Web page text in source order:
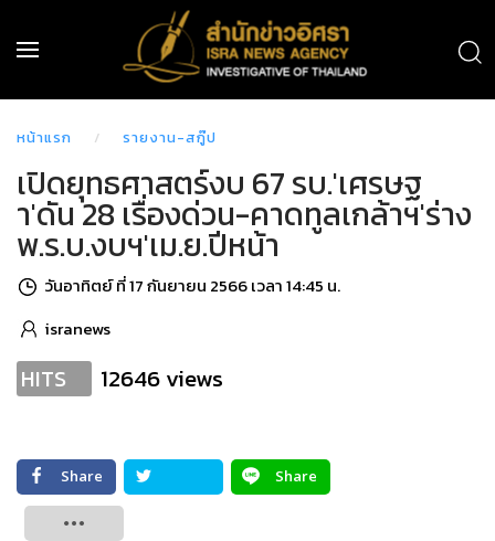
หน้าแรก รายงาน-สกู๊ป
เปิดยุทธศาสตร์งบ 67 รบ.'เศรษฐ
า'ดัน 28 เรื่องด่วน-คาดทูลเกล้าฯ'ร่าง
พ.ร.บ.งบฯ'เม.ย.ปีหน้า
วันอาทิตย์ ที่ 17 กันยายน 2566 เวลา 14:45 น.
isranews
HITS 12646 views
Share
Share